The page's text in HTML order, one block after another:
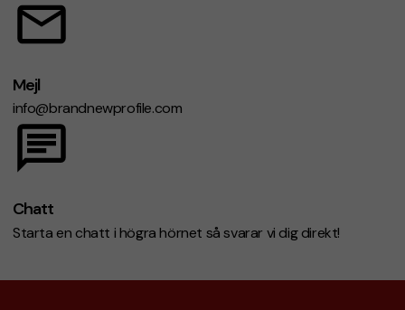
Mejl
info@brandnewprofile.com
Chatt
Starta en chatt i högra hörnet så svarar vi dig direkt!